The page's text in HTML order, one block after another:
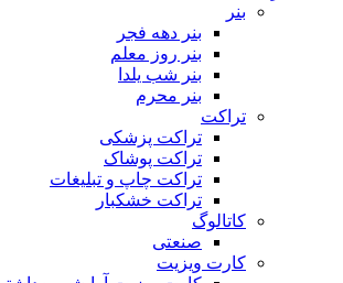
بنر
بنر دهه فجر
بنر روز معلم
بنر شب یلدا
بنر محرم
تراکت
تراکت پزشکی
تراکت پوشاک
تراکت چاپ و تبلیغات
تراکت خشکبار
کاتالوگ
صنعتی
کارت ویزیت